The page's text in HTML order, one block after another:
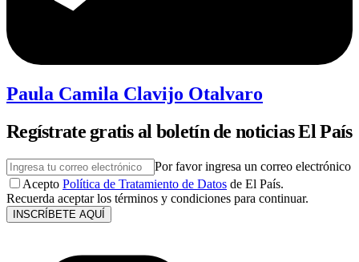
Paula Camila Clavijo Otalvaro
Regístrate gratis al boletín de noticias El País
Por favor ingresa un correo electrónico
Acepto Política de Tratamiento de Datos de El País.
Recuerda aceptar los términos y condiciones para continuar.
INSCRÍBETE AQUÍ